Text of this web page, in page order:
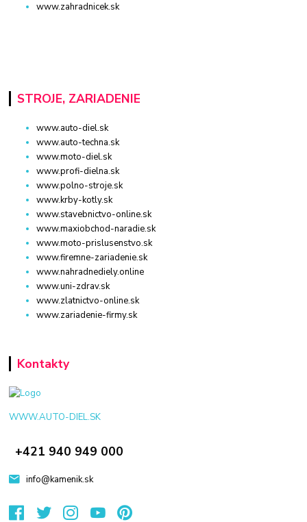
www.zahradnicek.sk
STROJE, ZARIADENIE
www.auto-diel.sk
www.auto-techna.sk
www.moto-diel.sk
www.profi-dielna.sk
www.polno-stroje.sk
www.krby-kotly.sk
www.stavebnictvo-online.sk
www.maxiobchod-naradie.sk
www.moto-prislusenstvo.sk
www.firemne-zariadenie.sk
www.nahradnediely.online
www.uni-zdrav.sk
www.zlatnictvo-online.sk
www.zariadenie-firmy.sk
Kontakty
WWW.AUTO-DIEL.SK
+421 940 949 000
info@kamenik.sk